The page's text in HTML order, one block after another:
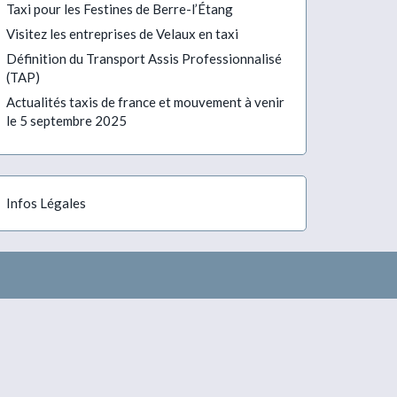
Taxi pour les Festines de Berre-l’Étang
Visitez les entreprises de Velaux en taxi
Définition du Transport Assis Professionnalisé
(TAP)
Actualités taxis de france et mouvement à venir
le 5 septembre 2025
Infos Légales